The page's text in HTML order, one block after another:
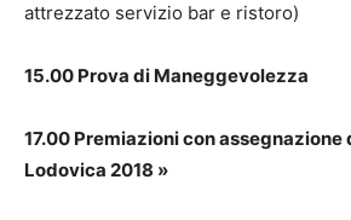
attrezzato servizio bar e ristoro)
15.00 Prova di Maneggevolezza
17.00 Premiazioni con assegnazione
Lodovica 2018 »